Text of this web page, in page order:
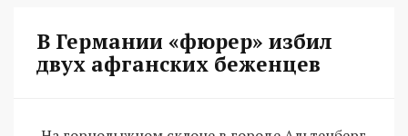
В Германии «фюрер» избил
двух афганских беженцев